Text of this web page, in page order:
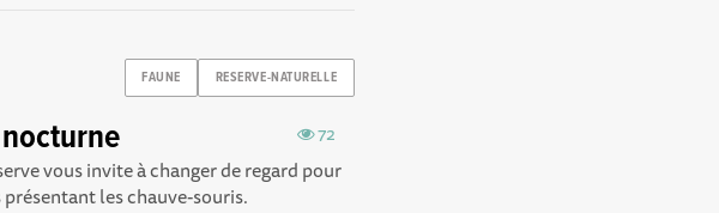
FAUNE RESERVE-NATURELLE
72
vous invite à changer de regard pour
les chauve-souris.